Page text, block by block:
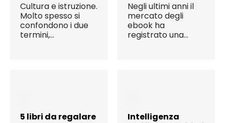
Cultura e istruzione.
Molto spesso si
confondono i due
termini,...
Negli ultimi anni il
mercato degli
ebook ha
registrato una...
5 libri da regalare
Intelligenza